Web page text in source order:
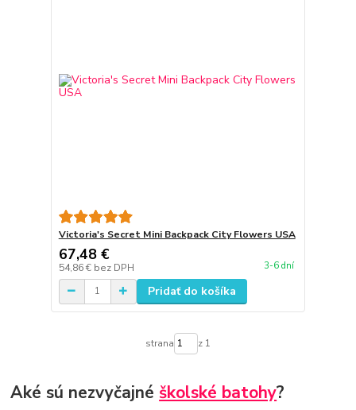
Victoria's Secret Mini Backpack City Flowers USA
67,48 €
54,86 € bez DPH 3-6 dní
Pridať do košíka
strana z 1
Aké sú nezvyčajné školské batohy?